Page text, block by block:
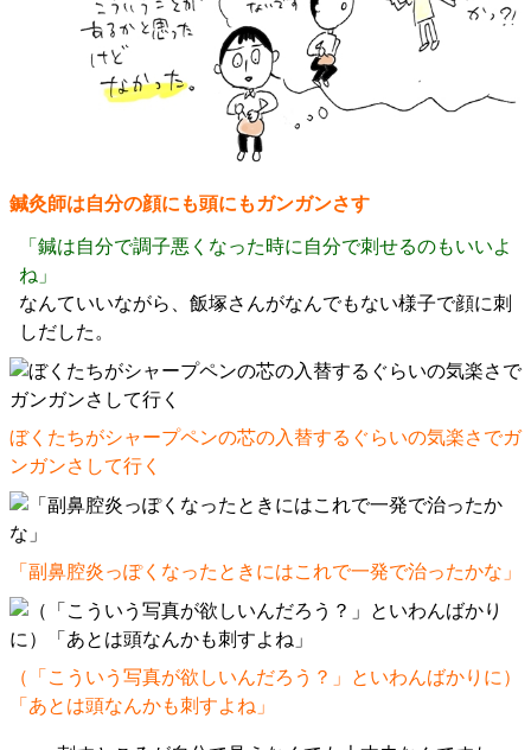
鍼灸師は自分の顔にも頭にもガンガンさす
「鍼は自分で調子悪くなった時に自分で刺せるのもいいよ
ね」
なんていいながら、飯塚さんがなんでもない様子で顔に刺
しだした。
ぼくたちがシャープペンの芯の入替するぐらいの気楽さでガ
ンガンさして行く
「副鼻腔炎っぽくなったときにはこれで一発で治ったかな」
（「こういう写真が欲しいんだろう？」といわんばかりに）
「あとは頭なんかも刺すよね」